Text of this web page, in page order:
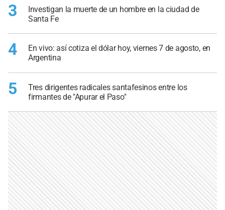
3
Investigan la muerte de un hombre en la ciudad de
Santa Fe
4
En vivo: así cotiza el dólar hoy, viernes 7 de agosto, en
Argentina
5
Tres dirigentes radicales santafesinos entre los
firmantes de "Apurar el Paso"